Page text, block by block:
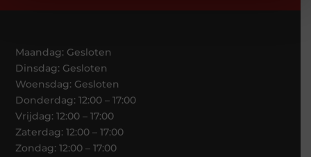
Maandag: Gesloten
Dinsdag: Gesloten
Woensdag: Gesloten
Donderdag: 12:00 – 17:00
Vrijdag: 12:00 – 17:00
Zaterdag: 12:00 – 17:00
Zondag: 12:00 – 17:00